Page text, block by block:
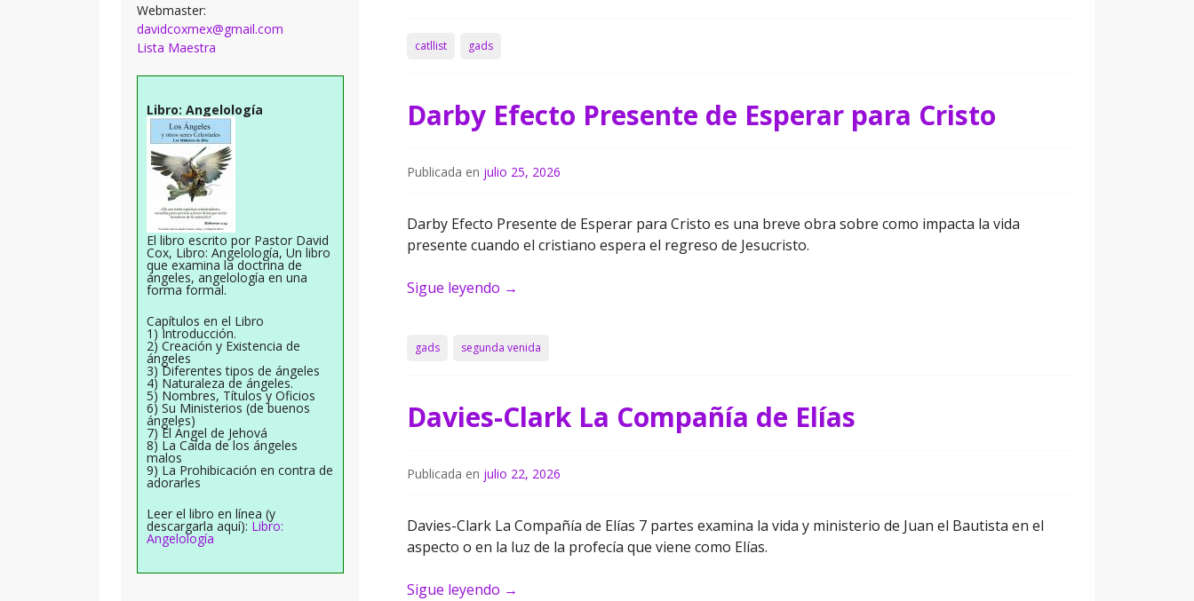
catllist gads
Darby Efecto Presente de Esperar para Cristo
Publicada en julio 25, 2026
Darby Efecto Presente de Esperar para Cristo es una breve obra sobre como impacta la vida
presente cuando el cristiano espera el regreso de Jesucristo.
Sigue leyendo →
gads segunda venida
Davies-Clark La Compañía de Elías
Publicada en julio 22, 2026
Davies-Clark La Compañía de Elías 7 partes examina la vida y ministerio de Juan el Bautista en el
aspecto o en la luz de la profecía que viene como Elías.
Sigue leyendo →
Webmaster:
davidcoxmex@gmail.com
Lista Maestra
Libro: Angelología
El libro escrito por Pastor David
Cox, Libro: Angelología, Un libro
que examina la doctrina de
ángeles, angelología en una
forma formal.
Capítulos en el Libro
1) Introducción.
2) Creación y Existencia de
ángeles
3) Diferentes tipos de ángeles
4) Naturaleza de ángeles.
5) Nombres, Títulos y Oficios
6) Su Ministerios (de buenos
ángeles)
7) El Ángel de Jehová
8) La Caída de los ángeles
malos
9) La Prohibicación en contra de
adorarles
Leer el libro en línea (y
descargarla aquí): Libro:
Angelología